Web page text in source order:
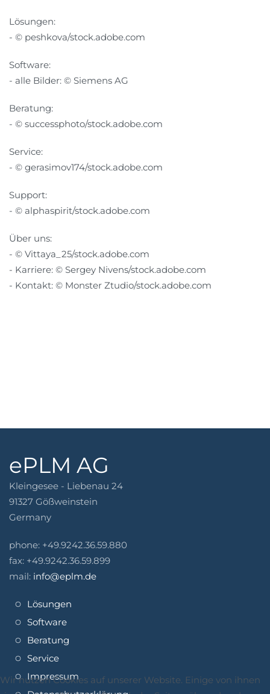
Lösungen:
- © peshkova/stock.adobe.com
Software:
- alle Bilder: © Siemens AG
Beratung:
- © successphoto/stock.adobe.com
Service:
- © gerasimov174/stock.adobe.com
Support:
- © alphaspirit/stock.adobe.com
Über uns:
- © Vittaya_25/stock.adobe.com
- Karriere: © Sergey Nivens/stock.adobe.com
- Kontakt: © Monster Ztudio/stock.adobe.com
ePLM AG
Kleingesee - Liebenau 24
91327 Gößweinstein
Germany
phone: +49.9242.36.59.880
fax: +49.9242.36.59.899
mail: info@eplm.de
Lösungen
Software
Beratung
Service
Impressum
Wir nutzen Cookies auf unserer Website. Einige von ihnen